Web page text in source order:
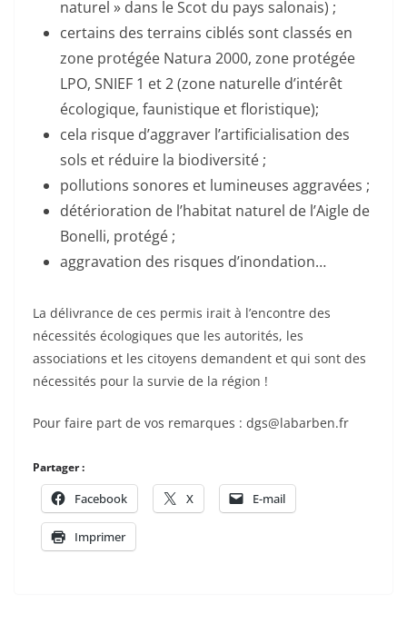
naturel » dans le Scot du pays salonais) ;
certains des terrains ciblés sont classés en
zone protégée Natura 2000, zone protégée
LPO, SNIEF 1 et 2 (zone naturelle d’intérêt
écologique, faunistique et floristique);
cela risque d’aggraver l’artificialisation des
sols et réduire la biodiversité ;
pollutions sonores et lumineuses aggravées ;
détérioration de l’habitat naturel de l’Aigle de
Bonelli, protégé ;
aggravation des risques d’inondation…
La délivrance de ces permis irait à l’encontre des
nécessités écologiques que les autorités, les
associations et les citoyens demandent et qui sont des
nécessités pour la survie de la région !
Pour faire part de vos remarques : dgs@labarben.fr
Partager :
Facebook X E-mail
Imprimer